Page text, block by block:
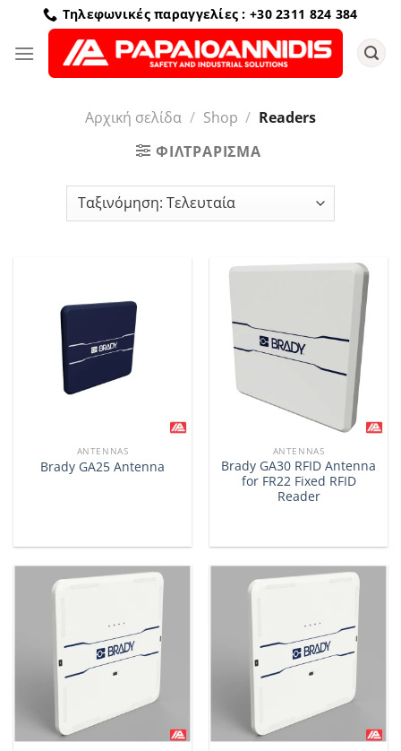
Μετάβαση
περιεχόμενο
Τηλεφωνικές παραγγελίες : +30 2311 824 384
Αρχική σελίδα / Shop / Readers
ΦΙΛΤΡΆΡΙΣΜΑ
ANTENNAS
Brady GA25 Antenna
ANTENNAS
Brady GA30 RFID Antenna
for FR22 Fixed RFID
Reader